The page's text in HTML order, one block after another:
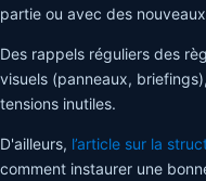
partie ou avec des
Des rappels réguliers des
visuels (panneaux,
tensions inutiles.
D'ailleurs, l’article sur la
comment instaurer une